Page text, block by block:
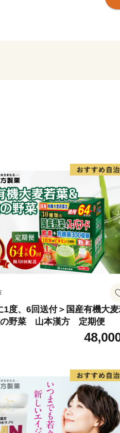
その他、クルー
都会にはない自
1度、6回送付＞国産有機大
の野菜 山本漢方 定期便